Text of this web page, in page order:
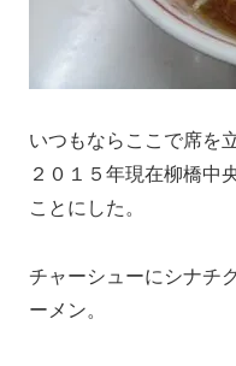
いつもならここで席を
２０１５年現在柳橋中
ことにした。
チャーシューにシナチ
ーメン。